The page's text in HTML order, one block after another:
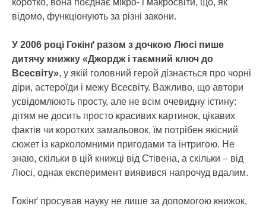
відомо, функціонують за різні закони.
У 2006 році Гокінґ разом з дочкою Люсі пише
дитячу книжку «Джордж і таємний ключ до
Всесвіту», у якій головний герой дізнається про чорні
діри, астероїди і межу Всесвіту. Важливо, що автори
усвідомлюють просту, але не всім очевидну істину:
дітям не досить просто красивих картинок, цікавих
фактів чи коротких замальовок, їм потрібен якісний
сюжет із карколомними пригодами та інтригою. Не
знаю, скільки в цій книжці від Стівена, а скільки – від
Люсі, однак експеримент виявився напрочуд вдалим.
Гокінґ просував науку не лише за допомогою книжок,